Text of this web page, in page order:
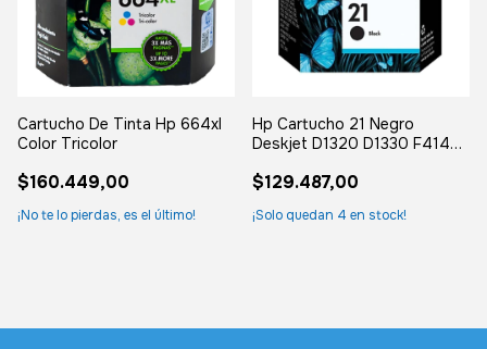
Cartucho De Tinta Hp 664xl
Color Tricolor
$160.449,00
¡No te lo pierdas, es el último!
Hp Cartucho 21 Negro
Deskjet D1320 D1330 F4140
$129.487,00
¡Solo quedan 4 en stock!